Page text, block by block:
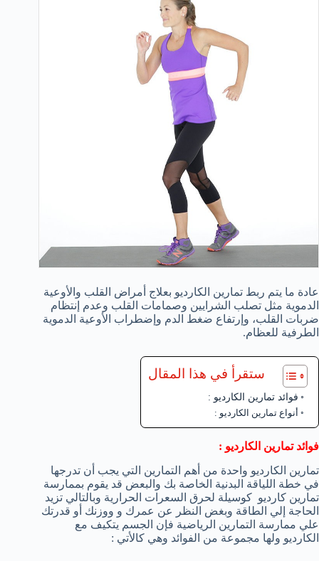
عادة ما يتم ربط تمارين الكارديو بعلاج أمراض القلب والأوعية
الدموية مثل تصلب الشرايين وصمامات القلب وعدم إنتظام
ضربات القلب، وإرتفاع ضغط الدم وإضطراب الأوعية الدموية
الطرفية للعظام.
ستقرأ في هذا المقال
فوائد تمارين الكارديو :
أنواع تمارين الكارديو :
فوائد تمارين الكارديو :
تمارين الكارديو واحدة من أهم التمارين التي يجب أن تدرجها
في خطة اللياقة البدنية الخاصة بك والبعض قد يقوم بممارسة
تمارين كارديو كوسيلة لحرق السعرات الحرارية وبالتالي تزيد
الحاجة إلي الطاقة وبغض النظر عن عمرك و ووزنك أو قدرتك
علي ممارسة التمارين الرياضية فإن الجسم يتكيف مع
الكارديو ولها مجموعة من الفوائد وهي كالأتي :